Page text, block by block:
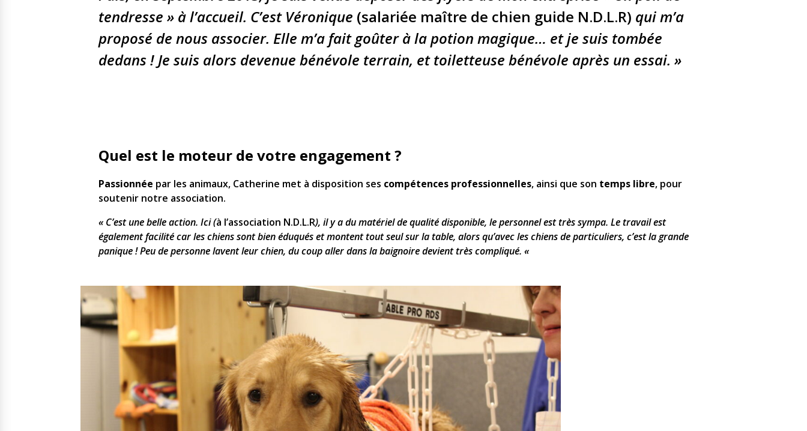
tendresse » à l’accueil. C’est Véronique (salariée maître de chien guide N.D.L.R) qui m’a
proposé de nous associer. Elle m’a fait goûter à la potion magique… et je suis tombée
dedans ! Je suis alors devenue bénévole terrain, et toiletteuse bénévole après un essai. »
Quel est le moteur de votre engagement ?
Passionnée par les animaux, Catherine met à disposition ses compétences professionnelles, ainsi que son temps libre, pour
soutenir notre association.
« C’est une belle action.Ici (à l’association N.D.L.R), il y a du matériel de qualité disponible, le personnel est très sympa. Le travail est
également facilité car les chiens sont bien éduqués et montent tout seul sur la table, alors qu’avec les chiens de particuliers, c’est la grande
panique ! Peu de personne lavent leur chien, du coup aller dans la baignoire devient très compliqué. «